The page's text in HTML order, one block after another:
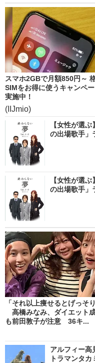
スマホ2GBで月額850円～
SIMをお得に使うキャンペ
実施中！
(IIJmio)
【女性が選
の出場歌手」
【女性が選
の出場歌手」
「それ以上痩せるとげっそり
高橋みなみ、ダイエット
も前田敦子が注意 36キ...
アルフィー
トラマンタ